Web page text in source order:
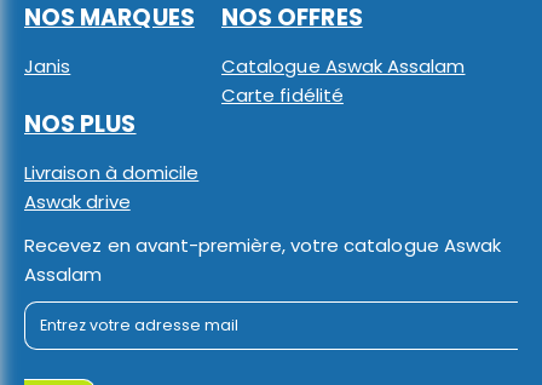
NOS MARQUES
Janis
NOS OFFRES
Catalogue Aswak Assalam
Carte fidélité
NOS PLUS
Livraison à domicile
Aswak drive
Recevez en avant-première, votre catalogue Aswak
Assalam